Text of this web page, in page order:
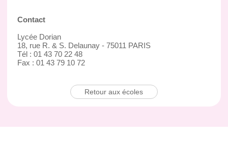
Contact
Lycée Dorian
18, rue R. & S. Delaunay - 75011 PARIS
Tél : 01 43 70 22 48
Fax : 01 43 79 10 72
Retour aux écoles